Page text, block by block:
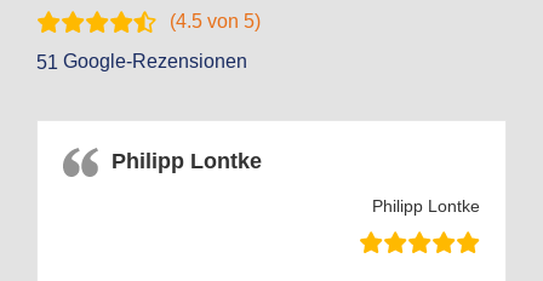
(4.5 von 5)
51 Google-Rezensionen
Philipp Lontke
Philipp Lontke